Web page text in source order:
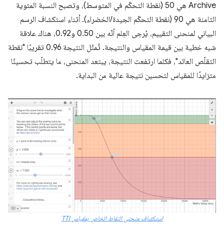
Archive هي 50 (نقطة التحكّم في المتوسط)، وتصبح النسبة المئوية
الثامنة هي 90 (نقطة التحكّم الجيدة/الخضراء). أثناء استكشاف الرسم
البياني لمنحنى التقييم، يُرجى العِلم أنّه بين 0.50 و0.92، هناك علاقة
شبه خطية بين قيمة المقياس والنتيجة. تُمثّل النتيجة 0.96 تقريبًا "نقطة
التقلّص العائد"، فكلما ارتفعت النتيجة، يبتعد المنحنى، ما يتطلّب تحسينًا
متزايدًا للمقياس لتحسين نتيجة عالية من البداية.
استكشاف منحنى النقاط الخاص بمقياس TTI